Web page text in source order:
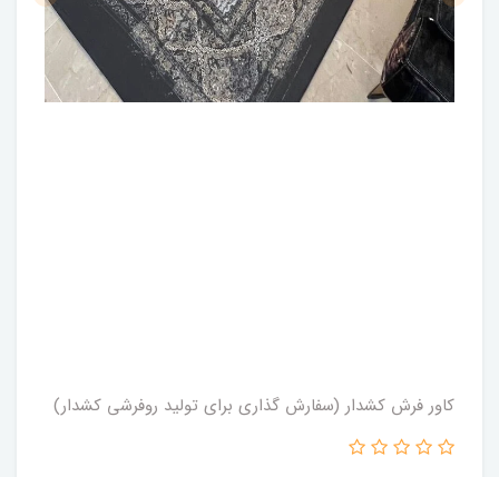
کاور فرش کشدار (سفارش گذاری برای تولید روفرشی کشدار)